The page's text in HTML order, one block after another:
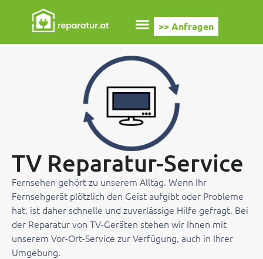
>> Anfragen
TV Reparatur-Service
Fernsehen gehört zu unserem Alltag. Wenn Ihr
Fernsehgerät plötzlich den Geist aufgibt oder Probleme
hat, ist daher schnelle und zuverlässige Hilfe gefragt. Bei
der Reparatur von TV-Geräten stehen wir Ihnen mit
unserem Vor-Ort-Service zur Verfügung, auch in Ihrer
Umgebung.